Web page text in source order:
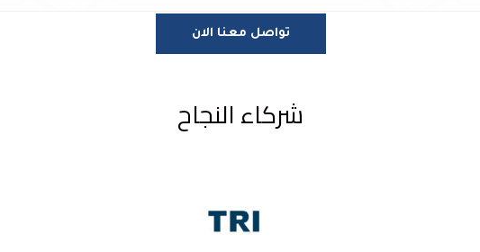
تواصل معنا الان
شركاء النجاح